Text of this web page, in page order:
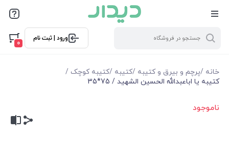
ورود | ثبت نام
0
خانه /پرچم و بیرق و کتیبه /کتیبه /کتیبه کوچک /
کتیبه یا اباعبدالله الحسین الشهید / 75*35
ناموجود